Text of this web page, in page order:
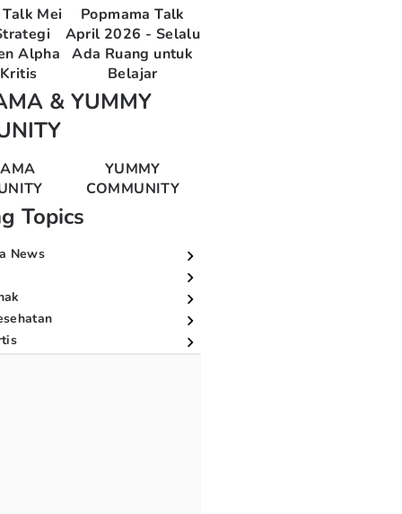
Mei
Alpha
Popmama Talk
April 2026 - Selalu
Ada Ruang untuk
Belajar
& YUMMY
YUMMY
COMMUNITY
Topics
News